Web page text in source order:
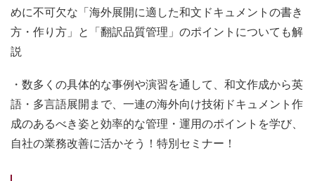
めに不可欠な「海外展開に適した和文ドキュメントの書き
方・作り方」と「翻訳品質管理」のポイントについても解
説
・数多くの具体的な事例や演習を通して、和文作成から英
語・多言語展開まで、一連の海外向け技術ドキュメント作
成のあるべき姿と効率的な管理・運用のポイントを学び、
自社の業務改善に活かそう！特別セミナー！